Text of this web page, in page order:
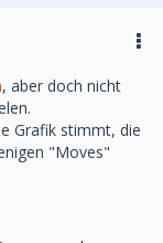
, aber doch nicht
Grafik stimmt, die
"Moves"